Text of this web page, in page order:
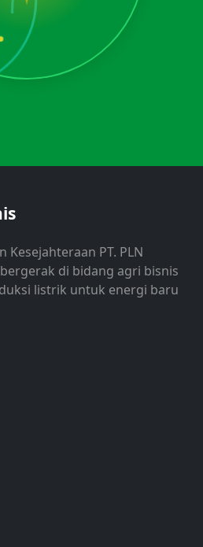
Kesejahteraan PT. PLN
di bidang agri bisnis
listrik untuk energi baru